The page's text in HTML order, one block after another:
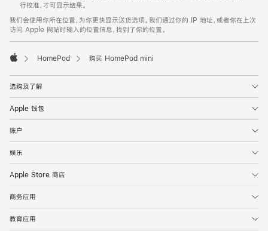
行校准，才可显示结果。
我们会使用你所在位置，为你更快显示送货选项。我们通过你的 IP 地址，或者你在上次
访问 Apple 网站时输入的位置信息，找到了你的位置。
HomePod 购买 HomePod mini
选购及了解
Apple 钱包
账户
娱乐
Apple Store 商店
商务应用
教育应用